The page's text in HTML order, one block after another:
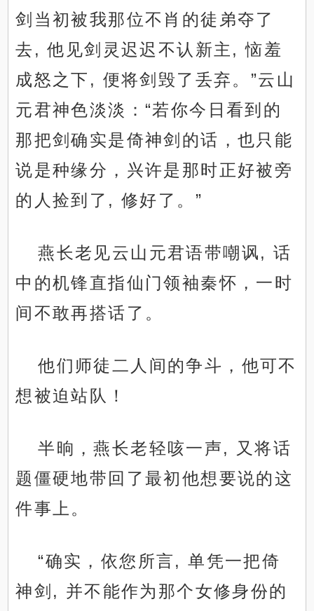
剑当初被我那位不肖的徒弟夺了
去, 他见剑灵迟迟不认新主, 恼羞
成怒之下, 便将剑毁了丢弃。”云山
元君神色淡淡：“若你今日看到的
那把剑确实是倚神剑的话，也只能
说是种缘分，兴许是那时正好被旁
的人捡到了, 修好了。”
燕长老见云山元君语带嘲讽, 话
中的机锋直指仙门领袖秦怀，一时
间不敢再搭话了。
他们师徒二人间的争斗，他可不
想被迫站队！
半晌，燕长老轻咳一声, 又将话
题僵硬地带回了最初他想要说的这
件事上。
“确实，依您所言, 单凭一把倚
神剑, 并不能作为那个女修身份的